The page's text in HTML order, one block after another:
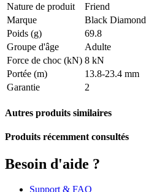
Nature de produit
Friend
Marque
Black Diamond
Poids (g)
69.8
Groupe d'âge
Adulte
Force de choc (kN) 8 kN
Portée (m)
13.8-23.4 mm
Garantie
2
Autres produits similaires
Produits récemment consultés
Besoin d'aide ?
Support & FAQ